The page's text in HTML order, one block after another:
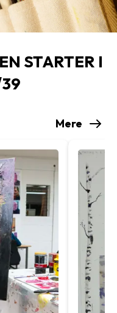
STARTER I
Mere